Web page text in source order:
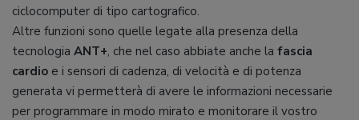
ciclocomputer di tipo cartografico.
Altre funzioni sono quelle legate alla presenza della
tecnologia ANT+, che nel caso abbiate anche la fascia
cardio e i sensori di cadenza, di velocità e di potenza
generata vi permetterà di avere le informazioni necessarie
per programmare in modo mirato e monitorare il vostro